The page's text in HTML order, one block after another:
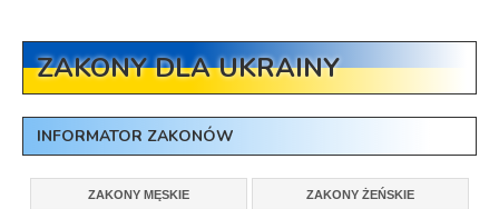
ZAKONY DLA UKRAINY
INFORMATOR ZAKONÓW
ZAKONY MĘSKIE ZAKONY ŻEŃSKIE